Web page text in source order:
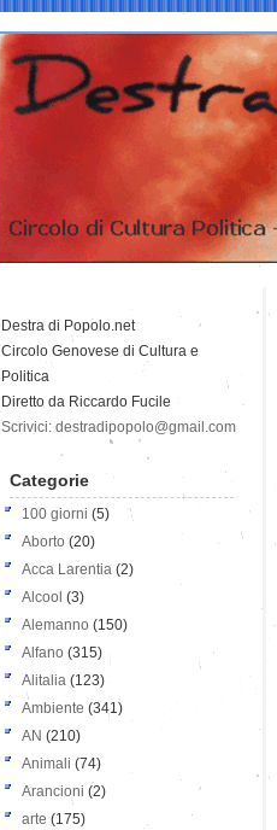
Destra di Popolo.net
Circolo Genovese di Cultura e
Politica
Diretto da Riccardo Fucile
Scrivici: destradipopolo@gmail.com
Categorie
100 giorni (5)
Aborto (20)
Acca Larentia (2)
Alcool (3)
Alemanno (150)
Alfano (315)
Alitalia (123)
Ambiente (341)
AN (210)
Animali (74)
Arancioni (2)
arte (175)